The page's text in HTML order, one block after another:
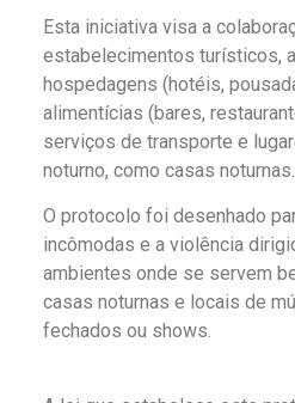
Esta iniciativa visa a
estabelecimentos turísticos,
hospedagens (hotéis,
alimentícias (bares,
serviços de transporte e
noturno, como casas noturnas.
O protocolo foi desenhado
incômodas e a violência
ambientes onde se servem
casas noturnas e locais de
fechados ou shows.